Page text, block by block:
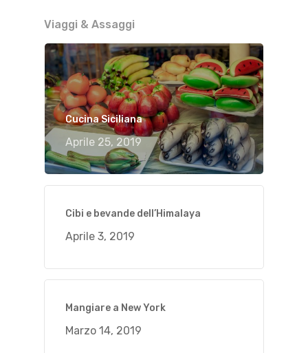
Viaggi & Assaggi
Cucina Siciliana
Aprile 25, 2019
Cibi e bevande dell’Himalaya
Aprile 3, 2019
Mangiare a New York
Marzo 14, 2019